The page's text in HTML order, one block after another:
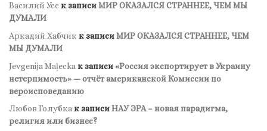
Василий Усс к записиМИР ОКАЗАЛСЯ СТРАННЕЕ, ЧЕМ МЫ
ДУМАЛИ
Аркадий Хабчик к записиМИР ОКАЗАЛСЯ СТРАННЕЕ, ЧЕМ
МЫ ДУМАЛИ
Jevgenija Maļecka к записи«Россия экспортирует в Украину
нетерпимость» — отчёт американской Комиссии по
вероисповеданию
Любов Голубкак записиНАУ ЭРА – новая парадигма,
религия или бизнес?